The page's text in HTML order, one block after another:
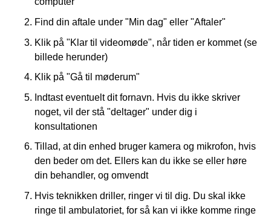
Find din aftale under "Min dag" eller "Aftaler"
Klik på "Klar til videomøde", når tiden er kommet (se
billede herunder)
Klik på "Gå til møderum"
Indtast eventuelt dit fornavn. Hvis du ikke skriver
noget, vil der stå "deltager" under dig i
konsultationen
Tillad, at din enhed bruger kamera og mikrofon, hvis
den beder om det. Ellers kan du ikke se eller høre
din behandler, og omvendt
Hvis teknikken driller, ringer vi til dig. Du skal ikke
ringe til ambulatoriet, for så kan vi ikke komme ringe